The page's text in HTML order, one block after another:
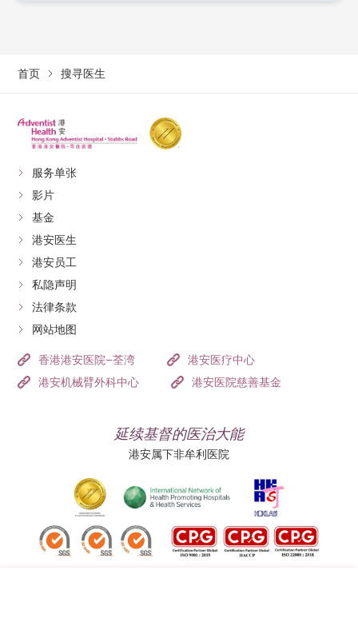
首页 搜寻医生
服务单张
影片
基金
港安医生
港安员工
私隐声明
法律条款
网站地图
香港港安医院–荃湾
港安医疗中心
港安机械臂外科中心
港安医院慈善基金
延续基督的医治大能
港安属下非牟利医院